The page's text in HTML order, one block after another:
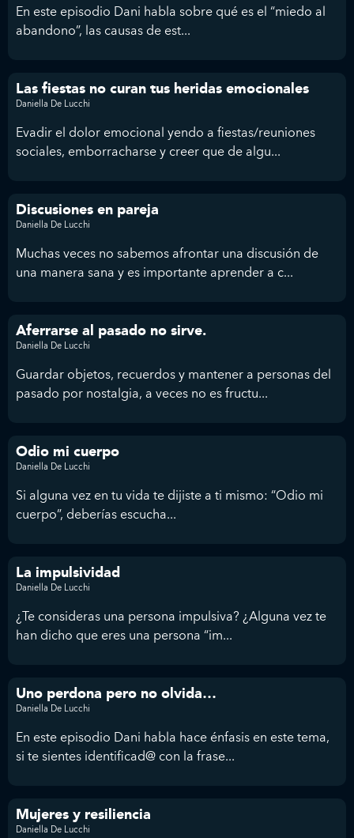
En este episodio Dani habla sobre qué es el “miedo al
abandono”, las causas de est...
Las fiestas no curan tus heridas emocionales
Daniella De Lucchi
Evadir el dolor emocional yendo a fiestas/reuniones
sociales, emborracharse y creer que de algu...
Discusiones en pareja
Daniella De Lucchi
Muchas veces no sabemos afrontar una discusión de
una manera sana y es importante aprender a c...
Aferrarse al pasado no sirve.
Daniella De Lucchi
Guardar objetos, recuerdos y mantener a personas del
pasado por nostalgia, a veces no es fructu...
Odio mi cuerpo
Daniella De Lucchi
Si alguna vez en tu vida te dijiste a ti mismo: “Odio mi
cuerpo”, deberías escucha...
La impulsividad
Daniella De Lucchi
¿Te consideras una persona impulsiva? ¿Alguna vez te
han dicho que eres una persona “im...
Uno perdona pero no olvida…
Daniella De Lucchi
En este episodio Dani habla hace énfasis en este tema,
si te sientes identificad@ con la frase...
Mujeres y resiliencia
Daniella De Lucchi